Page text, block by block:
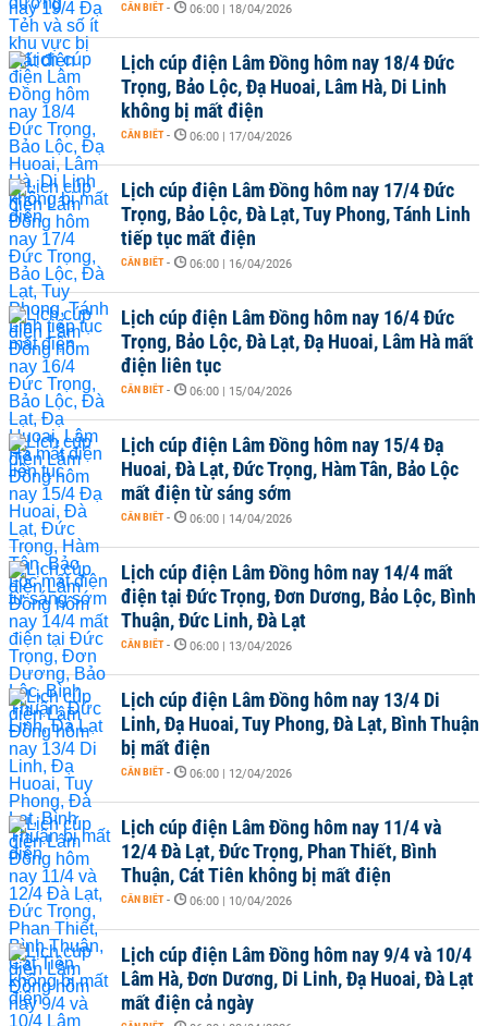
CẦN BIẾT - 06:00 | 18/04/2026
Lịch cúp điện Lâm Đồng hôm nay 18/4 Đức
Trọng, Bảo Lộc, Đạ Huoai, Lâm Hà, Di Linh
không bị mất điện
CẦN BIẾT - 06:00 | 17/04/2026
Lịch cúp điện Lâm Đồng hôm nay 17/4 Đức
Trọng, Bảo Lộc, Đà Lạt, Tuy Phong, Tánh Linh
tiếp tục mất điện
CẦN BIẾT - 06:00 | 16/04/2026
Lịch cúp điện Lâm Đồng hôm nay 16/4 Đức
Trọng, Bảo Lộc, Đà Lạt, Đạ Huoai, Lâm Hà mất
điện liên tục
CẦN BIẾT - 06:00 | 15/04/2026
Lịch cúp điện Lâm Đồng hôm nay 15/4 Đạ
Huoai, Đà Lạt, Đức Trọng, Hàm Tân, Bảo Lộc
mất điện từ sáng sớm
CẦN BIẾT - 06:00 | 14/04/2026
Lịch cúp điện Lâm Đồng hôm nay 14/4 mất
điện tại Đức Trọng, Đơn Dương, Bảo Lộc, Bình
Thuận, Đức Linh, Đà Lạt
CẦN BIẾT - 06:00 | 13/04/2026
Lịch cúp điện Lâm Đồng hôm nay 13/4 Di
Linh, Đạ Huoai, Tuy Phong, Đà Lạt, Bình Thuận
bị mất điện
CẦN BIẾT - 06:00 | 12/04/2026
Lịch cúp điện Lâm Đồng hôm nay 11/4 và
12/4 Đà Lạt, Đức Trọng, Phan Thiết, Bình
Thuận, Cát Tiên không bị mất điện
CẦN BIẾT - 06:00 | 10/04/2026
Lịch cúp điện Lâm Đồng hôm nay 9/4 và 10/4
Lâm Hà, Đơn Dương, Di Linh, Đạ Huoai, Đà Lạt
mất điện cả ngày